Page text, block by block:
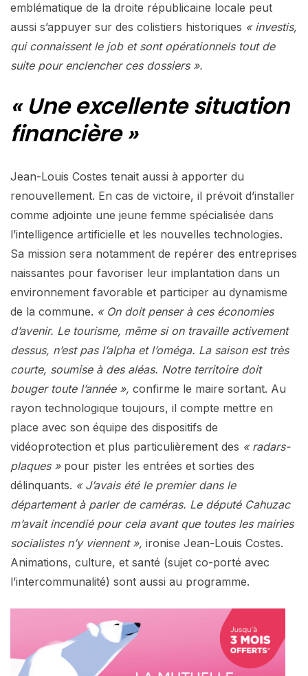
emblématique de la droite républicaine locale peut
aussi s’appuyer sur des colistiers historiques « investis,
qui connaissent le job et sont opérationnels tout de
suite pour enclencher ces dossiers ».
« Une excellente situation
financière »
Jean-Louis Costes tenait aussi à apporter du
renouvellement. En cas de victoire, il prévoit d’installer
comme adjointe une jeune femme spécialisée dans
l’intelligence artificielle et les nouvelles technologies.
Sa mission sera notamment de repérer des entreprises
naissantes pour favoriser leur implantation dans un
environnement favorable et participer au dynamisme
de la commune. « On doit penser à ces économies
d’avenir. Le tourisme, même si on travaille activement
dessus, n’est pas l’alpha et l’oméga. La saison est très
courte, soumise à des aléas. Notre territoire doit
bouger toute l’année », confirme le maire sortant. Au
rayon technologique toujours, il compte mettre en
place avec son équipe des dispositifs de
vidéoprotection et plus particulièrement des « radars-
plaques » pour pister les entrées et sorties des
délinquants. « J’avais été le premier dans le
département à parler de caméras. Le député Cahuzac
m’avait incendié pour cela avant que toutes les mairies
socialistes n’y viennent », ironise Jean-Louis Costes.
Animations, culture, et santé (sujet co-porté avec
l’intercommunalité) sont aussi au programme.